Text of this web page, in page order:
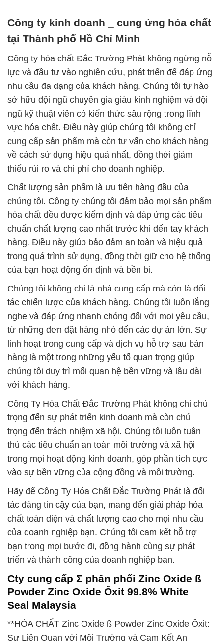
Công ty kinh doanh _ cung ứng hóa chất
tại Thành phố Hồ Chí Minh
Công ty hóa chất Đắc Trường Phát không ngừng nỗ
lực và đầu tư vào nghiên cứu, phát triển để đáp ứng
nhu cầu đa dạng của khách hàng. Chúng tôi tự hào
sở hữu đội ngũ chuyên gia giàu kinh nghiệm và đội
ngũ kỹ thuật viên có kiến thức sâu rộng trong lĩnh
vực hóa chất. Điều này giúp chúng tôi không chỉ
cung cấp sản phẩm mà còn tư vấn cho khách hàng
về cách sử dụng hiệu quả nhất, đồng thời giảm
thiểu rủi ro và chi phí cho doanh nghiệp.
Chất lượng sản phẩm là ưu tiên hàng đầu của
chúng tôi. Công ty chúng tôi đảm bảo mọi sản phẩm
hóa chất đều được kiểm định và đáp ứng các tiêu
chuẩn chất lượng cao nhất trước khi đến tay khách
hàng. Điều này giúp bảo đảm an toàn và hiệu quả
trong quá trình sử dụng, đồng thời giữ cho hệ thống
của bạn hoạt động ổn định và bền bỉ.
Chúng tôi không chỉ là nhà cung cấp mà còn là đối
tác chiến lược của khách hàng. Chúng tôi luôn lắng
nghe và đáp ứng nhanh chóng đối với mọi yêu cầu,
từ những đơn đặt hàng nhỏ đến các dự án lớn. Sự
linh hoạt trong cung cấp và dịch vụ hỗ trợ sau bán
hàng là một trong những yếu tố quan trọng giúp
chúng tôi duy trì mối quan hệ bền vững và lâu dài
với khách hàng.
Công Ty Hóa Chất Đắc Trường Phát không chỉ chú
trọng đến sự phát triển kinh doanh mà còn chú
trọng đến trách nhiệm xã hội. Chúng tôi luôn tuân
thủ các tiêu chuẩn an toàn môi trường và xã hội
trong mọi hoạt động kinh doanh, góp phần tích cực
vào sự bền vững của cộng đồng và môi trường.
Hãy để Công Ty Hóa Chất Đắc Trường Phát là đối
tác đáng tin cậy của bạn, mang đến giải pháp hóa
chất toàn diện và chất lượng cao cho mọi nhu cầu
của doanh nghiệp bạn. Chúng tôi cam kết hỗ trợ
bạn trong mọi bước đi, đồng hành cùng sự phát
triển và thành công của doanh nghiệp bạn.
Cty cung cấp Σ phân phối Zinc Oxide ß
Powder Zinc Oxide Ôxit 99.8% White
Seal Malaysia
**HÓA CHẤT Zinc Oxide ß Powder Zinc Oxide Ôxit:
Sự Liên Quan với Môi Trường và Cam Kết An